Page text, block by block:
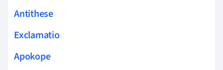
Antithese
Exclamatio
Apokope